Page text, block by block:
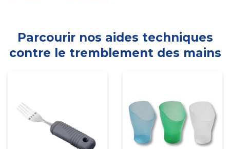
Parcourir nos aides techniques
contre le tremblement des mains